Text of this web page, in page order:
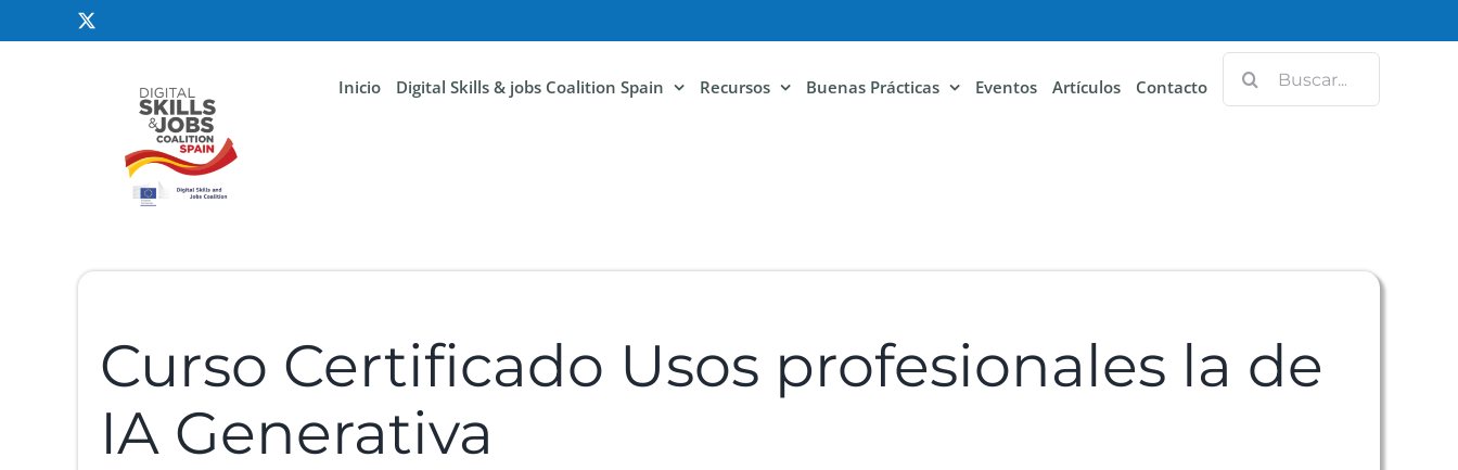
Inicio Digital Skills & jobs Coalition Spain Recursos Buenas Prácticas Eventos Artículos Contacto
Curso Certificado Usos profesionales la de
IA Generativa